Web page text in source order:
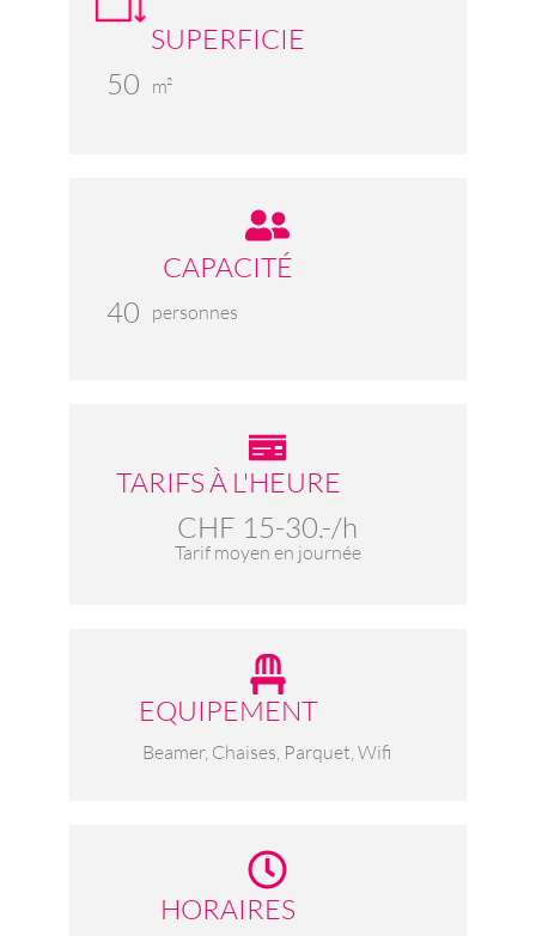
SUPERFICIE
50 m²
CAPACITÉ
40 personnes
TARIFS À L'HEURE
CHF 15-30.-/h
Tarif moyen en journée
EQUIPEMENT
Beamer, Chaises, Parquet, Wifi
HORAIRES